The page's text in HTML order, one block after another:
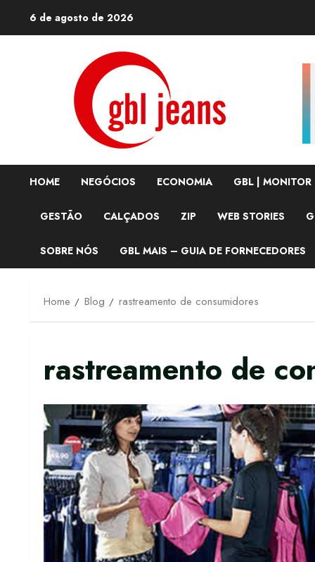
6 de agosto de 2026
HOME NEGÓCIOS ECONOMIA GBL | MONITOR
GESTÃO CALÇADOS ZIP WEB STORIES
SOBRE NÓS GBL MAIS – GUIA DE FORNECEDORES
Home Blog rastreamento de consumidores
rastreamento de